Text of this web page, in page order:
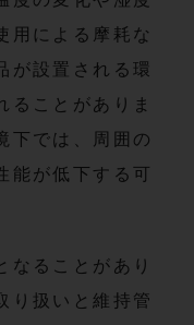
用による摩耗な
が設置される環
ることがありま
下では、周囲の
能が低下する可
なることがあり
り扱いと維持管